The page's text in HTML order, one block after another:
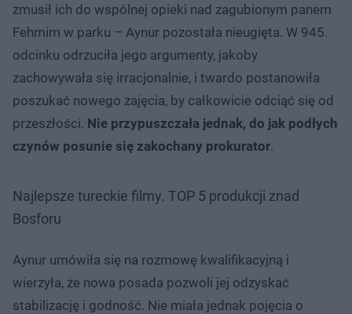
zmusił ich do wspólnej opieki nad zagubionym panem
Fehmim w parku – Aynur pozostała nieugięta. W 945.
odcinku odrzuciła jego argumenty, jakoby
zachowywała się irracjonalnie, i twardo postanowiła
poszukać nowego zajęcia, by całkowicie odciąć się od
przeszłości. Nie przypuszczała jednak, do jak podłych
czynów posunie się zakochany prokurator.
Najlepsze tureckie filmy. TOP 5 produkcji znad
Bosforu
Aynur umówiła się na rozmowę kwalifikacyjną i
wierzyła, że nowa posada pozwoli jej odzyskać
stabilizację i godność. Nie miała jednak pojęcia o